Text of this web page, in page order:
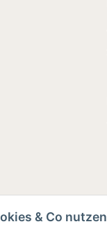
& Co nutzen